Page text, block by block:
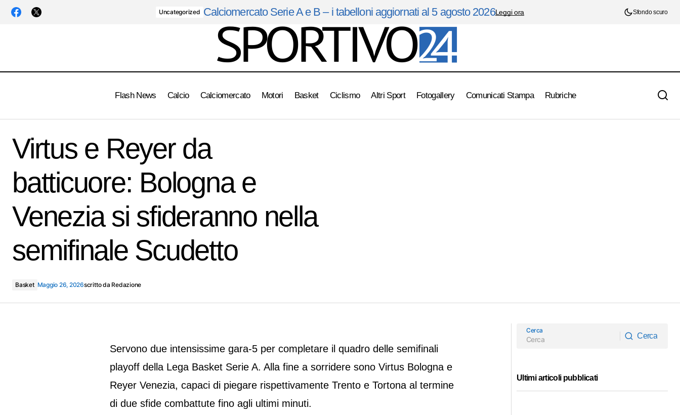
Uncategorized Calciomercato Serie A e B – i tabelloni aggiornati al 5 agosto 2026Leggi ora Sfondo scuro
Flash News Calcio Calciomercato Motori Basket Ciclismo Altri Sport Fotogallery Comunicati Stampa Rubriche
quinto set
Virtus e Reyer da
batticuore: Bologna e
Venezia si sfideranno nella
semifinale Scudetto
Basket Maggio 26, 2026scritto da Redazione
Servono due intensissime gara-5 per completare il quadro delle semifinali
playoff della Lega Basket Serie A. Alla fine a sorridere sono Virtus Bologna e
Reyer Venezia, capaci di piegare rispettivamente Trento e Tortona al termine
di due sfide combattute fino agli ultimi minuti.
Cerca
Cerca
Ultimi articoli pubblicati